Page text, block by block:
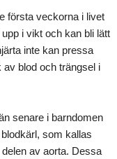
första veckorna i livet
i vikt och kan bli lätt
inte kan pressa
blod och trängsel i
senare i barndomen
som kallas
av aorta. Dessa